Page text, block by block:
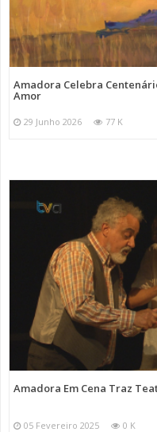
Amadora Celebra
Amor
29 Junho 2026 77 K
Amadora Em Cena Traz
05 Fevereiro 2025 0 K